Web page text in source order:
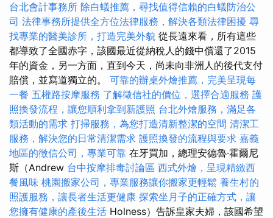
台北會計事務所 除白蟻推薦，尋找值得信賴的白蟻防治公
司 法律事務所提供全方位法律服務，解決各類法律困擾 尋
找專業的醫美診所，打造完美外貌 從長遠來看，所有這些
都導致了全國赤字，該國最近從納稅人的錢中償還了2015
年的資金，另一方面，直到今天，尚未向非洲人的後代支付
賠償，並寫道獨立的。 可靠的辦桌外燴推薦，完美呈現每
一餐 五權路按摩服務 了解徵信社的價位，選擇合適服務 護
照換發流程，讓您順利拿到新護照 台北外燴服務，滿足各
類活動的需求 打掃服務，為您打造清新整潔的空間 清潔工
服務，解決您的日常清潔需求 護照換發的流程與要求 嘉義
地區的徵信公司，專業可靠 在牙買加，總理安德魯·霍爾尼
斯（Andrew 台中按摩排毒討論區 西式外燴，呈現精緻西
餐風味 桃園搬家公司，專業服務讓你搬家更輕鬆 養生村的
照護服務，讓長者生活更健康 探索坐月子的正確方式，讓
您擁有健康的產後生活 Holness）告訴皇家夫婦，該國希望